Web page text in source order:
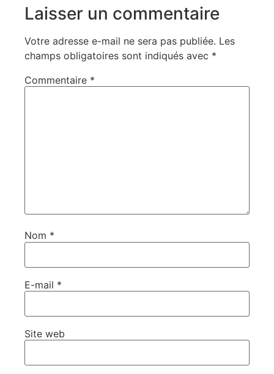
Laisser un commentaire
Votre adresse e-mail ne sera pas publiée. Les
champs obligatoires sont indiqués avec *
Commentaire *
Nom *
E-mail *
Site web